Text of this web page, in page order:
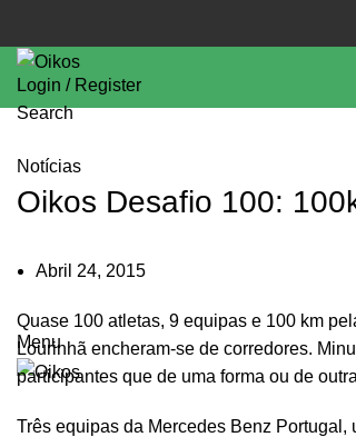
Login / Register
Search
Menu
Notícias
Oikos Desafio 100:
Abril 24, 2015
Quase 100 atletas, 9 equipas e 100 km
Lourinhã encheram-se de corredores.
participantes que de uma forma ou de
Três equipas da Mercedes Benz